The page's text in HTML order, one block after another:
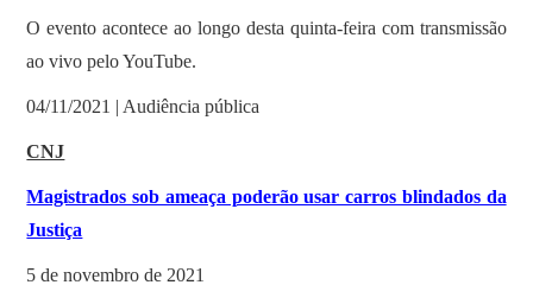
O evento acontece ao longo desta quinta-feira com transmissão
ao vivo pelo YouTube.
04/11/2021 | Audiência pública
CNJ
Magistrados sob ameaça poderão usar carros blindados da
Justiça
5 de novembro de 2021